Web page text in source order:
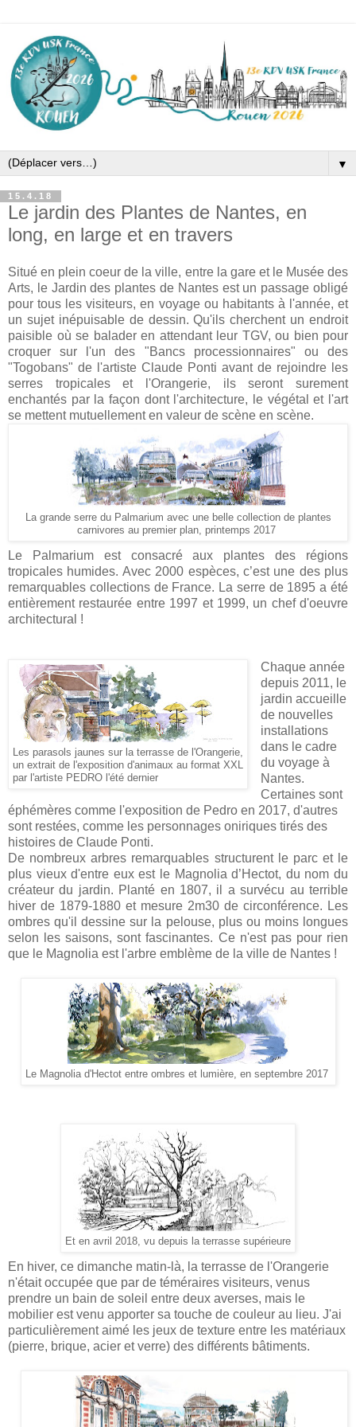
▼
15.4.18
Le jardin des Plantes de Nantes, en
long, en large et en travers
Situé en plein coeur de la ville, entre la gare et le Musée des
Arts, le Jardin des plantes de Nantes est un passage obligé
pour tous les visiteurs, en voyage ou habitants à l'année, et
un sujet inépuisable de dessin. Qu'ils cherchent un endroit
paisible où se balader en attendant leur TGV, ou bien pour
croquer sur l'un des "Bancs processionnaires" ou des
"Togobans" de l'artiste Claude Ponti avant de rejoindre les
serres tropicales et l'Orangerie, ils seront surement
enchantés par la façon dont l'architecture, le végétal et l'art
se mettent mutuellement en valeur de scène en scène.
La grande serre du Palmarium avec une belle collection de plantes
carnivores au premier plan, printemps 2017
Le Palmarium est consacré aux plantes des régions
tropicales humides. Avec 2000 espèces, c’est une des plus
remarquables collections de France. La serre de 1895 a été
entièrement restaurée entre 1997 et 1999, un chef d'oeuvre
architectural !
Les parasols jaunes sur la terrasse de l'Orangerie,
un extrait de l'exposition d'animaux au format XXL
par l'artiste PEDRO l'été dernier
Chaque année
depuis 2011, le
jardin accueille
de nouvelles
installations
dans le cadre
du voyage à
Nantes.
Certaines sont
éphémères comme l'exposition de Pedro en 2017, d'autres
sont restées, comme les personnages oniriques tirés des
histoires de Claude Ponti.
De nombreux arbres remarquables structurent le parc et le
plus vieux d'entre eux est le Magnolia d’Hectot, du nom du
créateur du jardin. Planté en 1807, il a survécu au terrible
hiver de 1879-1880 et mesure 2m30 de circonférence. Les
ombres qu'il dessine sur la pelouse, plus ou moins longues
selon les saisons, sont fascinantes. Ce n'est pas pour rien
que le Magnolia est l'arbre emblème de la ville de Nantes !
Le Magnolia d'Hectot entre ombres et lumière, en septembre 2017
Et en avril 2018, vu depuis la terrasse supérieure
En hiver, ce dimanche matin-là, la terrasse de l'Orangerie
n'était occupée que par de téméraires visiteurs, venus
prendre un bain de soleil entre deux averses, mais le
mobilier est venu apporter sa touche de couleur au lieu. J'ai
particulièrement aimé les jeux de texture entre les matériaux
(pierre, brique, acier et verre) des différents bâtiments.